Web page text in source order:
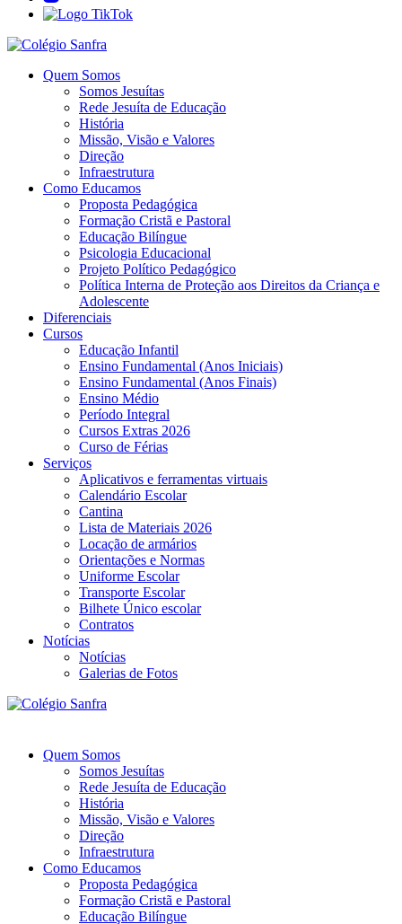
Quem Somos
Somos Jesuítas
Rede Jesuíta de Educação
História
Missão, Visão e Valores
Direção
Infraestrutura
Como Educamos
Proposta Pedagógica
Formação Cristã e Pastoral
Educação Bilíngue
Psicologia Educacional
Projeto Político Pedagógico
Política Interna de Proteção aos Direitos da Criança e
Adolescente
Diferenciais
Cursos
Educação Infantil
Ensino Fundamental (Anos Iniciais)
Ensino Fundamental (Anos Finais)
Ensino Médio
Período Integral
Cursos Extras 2026
Curso de Férias
Serviços
Aplicativos e ferramentas virtuais
Calendário Escolar
Cantina
Lista de Materiais 2026
Locação de armários
Orientações e Normas
Uniforme Escolar
Transporte Escolar
Bilhete Único escolar
Contratos
Notícias
Notícias
Galerias de Fotos
Quem Somos
Somos Jesuítas
Rede Jesuíta de Educação
História
Missão, Visão e Valores
Direção
Infraestrutura
Como Educamos
Proposta Pedagógica
Formação Cristã e Pastoral
Educação Bilíngue